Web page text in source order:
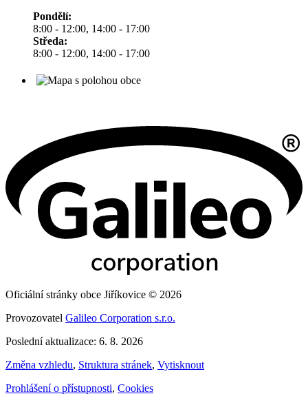
Pondělí:
8:00 - 12:00, 14:00 - 17:00
Středa:
8:00 - 12:00, 14:00 - 17:00
Oficiální stránky obce Jiříkovice © 2026
Provozovatel Galileo Corporation s.r.o.
Poslední aktualizace: 6. 8. 2026
Změna vzhledu, Struktura stránek, Vytisknout
Prohlášení o přístupnosti, Cookies